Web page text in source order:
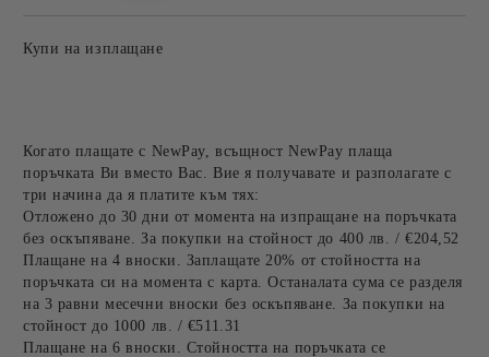
Купи на изплащане
Когато плащате с NewPay, всъщност NewPay плаща
поръчката Ви вместо Вас. Вие я получавате и разполагате с
три начина да я платите към тях:
Отложено до 30 дни от момента на изпращане на поръчката
без оскъпяване. За покупки на стойност до 400 лв. / €204,52
Плащане на 4 вноски. Заплащате 20% от стойността на
поръчката си на момента с карта. Останалата сума се разделя
на 3 равни месечни вноски без оскъпяване. За покупки на
стойност до 1000 лв. / €511.31
Плащане на 6 вноски. Стойността на поръчката се